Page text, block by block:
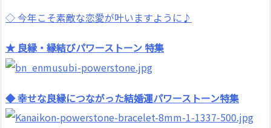
◇ 今年こそ素敵な恋愛が叶いますように♪
★ 良縁・縁結びパワーストーン 特集
◆ 幸せな良縁につながった結婚運パワーストーン特集